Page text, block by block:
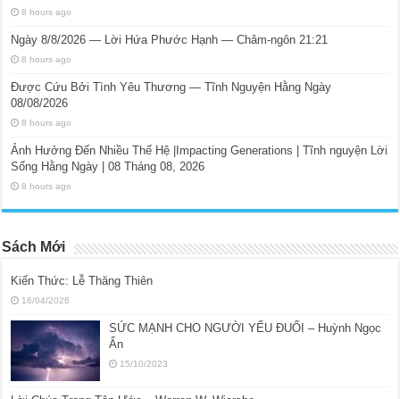
8 hours ago
Ngày 8/8/2026 — Lời Hứa Phước Hạnh — Châm-ngôn 21:21
8 hours ago
Được Cứu Bởi Tình Yêu Thương — Tĩnh Nguyện Hằng Ngày
08/08/2026
8 hours ago
Ảnh Hưởng Đến Nhiều Thế Hệ |Impacting Generations | Tĩnh nguyện Lời
Sống Hằng Ngày | 08 Tháng 08, 2026
8 hours ago
Sách Mới
Kiến Thức: Lễ Thăng Thiên
16/04/2026
SỨC MẠNH CHO NGƯỜI YẾU ĐUỐI – Huỳnh Ngọc
Ẩn
15/10/2023